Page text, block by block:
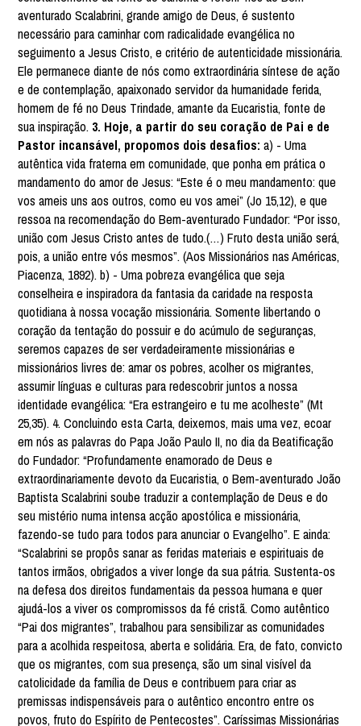
aventurado Scalabrini, grande amigo de Deus, é sustento
necessário para caminhar com radicalidade evangélica no
seguimento a Jesus Cristo, e critério de autenticidade missionária.
Ele permanece diante de nós como extraordinária síntese de ação
e de contemplação, apaixonado servidor da humanidade ferida,
homem de fé no Deus Trindade, amante da Eucaristia, fonte de
sua inspiração. 3. Hoje, a partir do seu coração de Pai e de
Pastor incansável, propomos dois desafios: a) - Uma
autêntica vida fraterna em comunidade, que ponha em prática o
mandamento do amor de Jesus: “Este é o meu mandamento: que
vos ameis uns aos outros, como eu vos amei” (Jo 15,12), e que
ressoa na recomendação do Bem-aventurado Fundador: “Por isso,
união com Jesus Cristo antes de tudo.(…) Fruto desta união será,
pois, a união entre vós mesmos”. (Aos Missionários nas Américas,
Piacenza, 1892). b) - Uma pobreza evangélica que seja
conselheira e inspiradora da fantasia da caridade na resposta
quotidiana à nossa vocação missionária. Somente libertando o
coração da tentação do possuir e do acúmulo de seguranças,
seremos capazes de ser verdadeiramente missionárias e
missionários livres de: amar os pobres, acolher os migrantes,
assumir línguas e culturas para redescobrir juntos a nossa
identidade evangélica: “Era estrangeiro e tu me acolheste” (Mt
25,35). 4. Concluindo esta Carta, deixemos, mais uma vez, ecoar
em nós as palavras do Papa João Paulo II, no dia da Beatificação
do Fundador: “Profundamente enamorado de Deus e
extraordinariamente devoto da Eucaristia, o Bem-aventurado João
Baptista Scalabrini soube traduzir a contemplação de Deus e do
seu mistério numa intensa acção apostólica e missionária,
fazendo-se tudo para todos para anunciar o Evangelho”. E ainda:
“Scalabrini se propôs sanar as feridas materiais e espirituais de
tantos irmãos, obrigados a viver longe da sua pátria. Sustenta-os
na defesa dos direitos fundamentais da pessoa humana e quer
ajudá-los a viver os compromissos da fé cristã. Como autêntico
“Pai dos migrantes”, trabalhou para sensibilizar as comunidades
para a acolhida respeitosa, aberta e solidária. Era, de fato, convicto
que os migrantes, com sua presença, são um sinal visível da
catolicidade da família de Deus e contribuem para criar as
premissas indispensáveis para o autêntico encontro entre os
povos, fruto do Espírito de Pentecostes”. Caríssimas Missionárias